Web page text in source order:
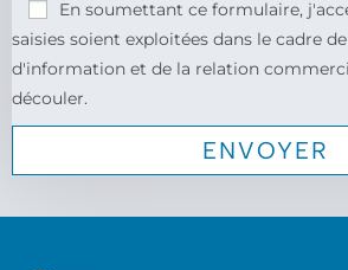
En soumettant ce formulaire,
saisies soient exploitées dans le cadre
d'information et de la relation
découler.